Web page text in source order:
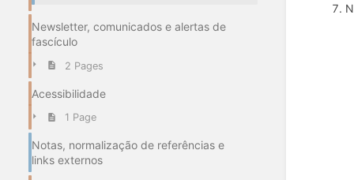
Newsletter, comunicados e alertas de
fascículo
2 Pages
Acessibilidade
1 Page
Notas, normalização de referências e
links externos